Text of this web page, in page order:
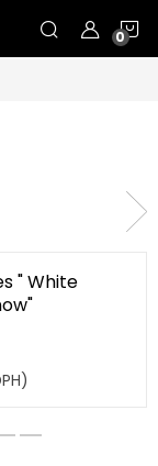
" White